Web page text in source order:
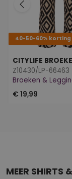
40-50-60% korting
Z10430/LP-
Broeken &
€ 19,99
MEER SHIRTS